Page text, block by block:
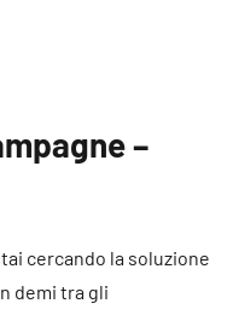
–
cercando la soluzione
demi tra gli